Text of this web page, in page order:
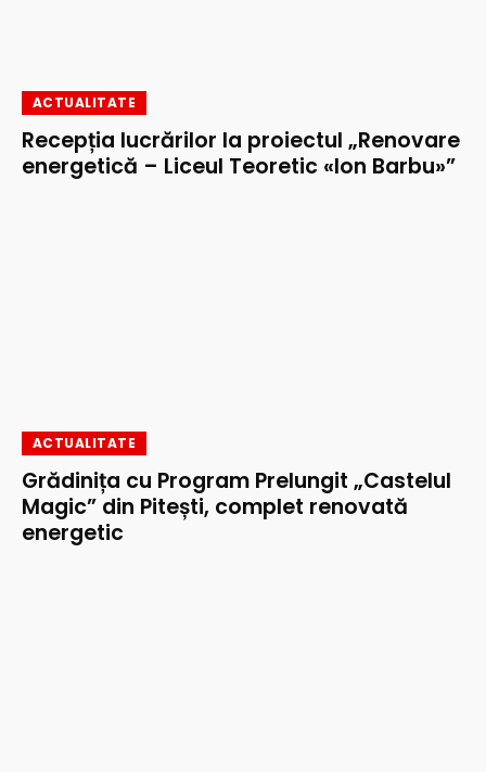
ACTUALITATE
Recepția lucrărilor la proiectul „Renovare
energetică – Liceul Teoretic «Ion Barbu»”
ACTUALITATE
Grădinița cu Program Prelungit „Castelul
Magic” din Pitești, complet renovată
energetic